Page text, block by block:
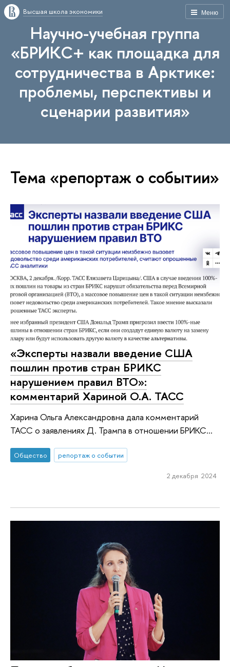
Меню
Высшая школа экономики
Научно-учебная группа
«БРИКС+ как площадка для
сотрудничества в Арктике:
проблемы, перспективы и
сценарии развития»
Тема «репортаж о событии»
«Эксперты назвали введение США
пошлин против стран БРИКС
нарушением правил ВТО»:
комментарий Хариной О.А. ТАСС
Харина Ольга Александровна дала комментарий
ТАСС о заявлениях Д. Трампа в отношении БРИКС...
Общество репортаж о событии
2 декабря 2024